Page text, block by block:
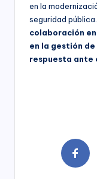
en la
seguridad pública.
colaboración
en la gestión
respuesta ante